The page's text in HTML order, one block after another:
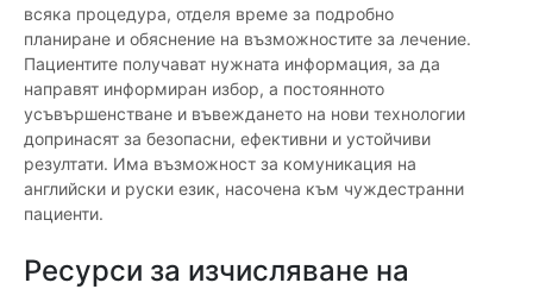
всяка процедура, отделя време за подробно
планиране и обяснение на възможностите за лечение.
Пациентите получават нужната информация, за да
направят информиран избор, а постоянното
усъвършенстване и въвеждането на нови технологии
допринасят за безопасни, ефективни и устойчиви
резултати. Има възможност за комуникация на
английски и руски език, насочена към чуждестранни
пациенти.
Ресурси за изчисляване на